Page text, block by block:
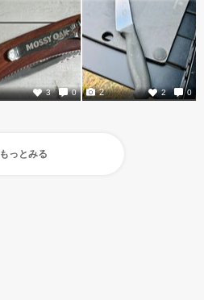
3 0 2 0
2
もっとみる